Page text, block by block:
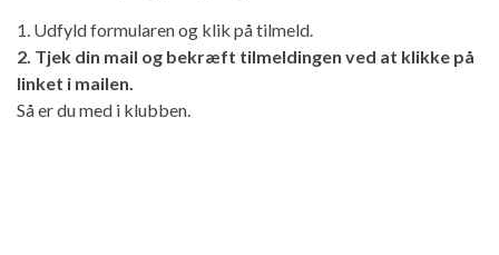
1. Udfyld formularen og klik på tilmeld.
2. Tjek din mail og bekræft tilmeldingen ved at klikke på
linket i mailen.
Så er du med i klubben.